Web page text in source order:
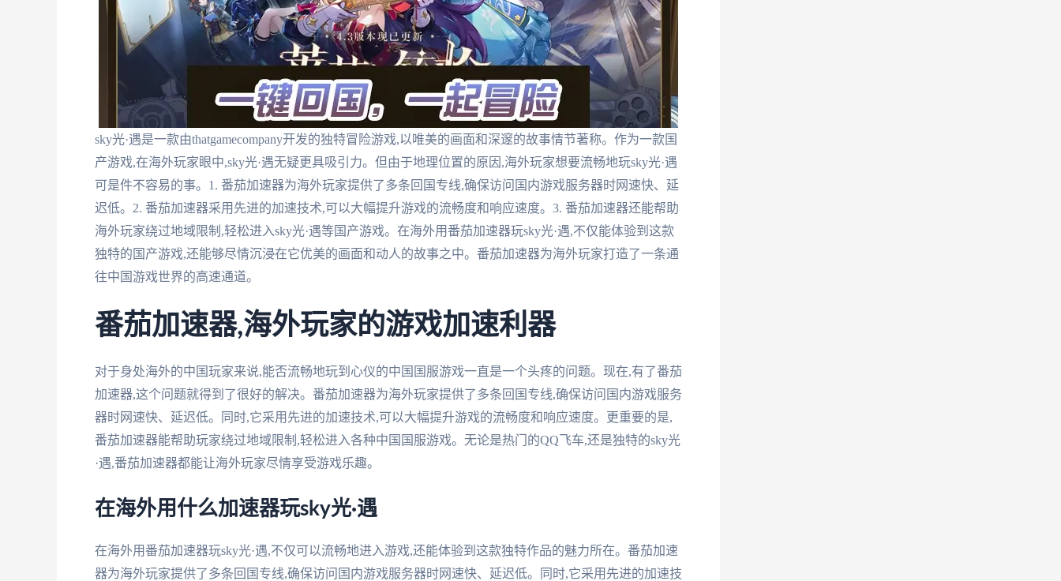
sky光·遇是一款由thatgamecompany开发的独特冒险游戏,以唯美的画面和深邃的故事情节著称。作为一款国
产游戏,在海外玩家眼中,sky光·遇无疑更具吸引力。但由于地理位置的原因,海外玩家想要流畅地玩sky光·遇
可是件不容易的事。1. 番茄加速器为海外玩家提供了多条回国专线,确保访问国内游戏服务器时网速快、延
迟低。2. 番茄加速器采用先进的加速技术,可以大幅提升游戏的流畅度和响应速度。3. 番茄加速器还能帮助
海外玩家绕过地域限制,轻松进入sky光·遇等国产游戏。在海外用番茄加速器玩sky光·遇,不仅能体验到这款
独特的国产游戏,还能够尽情沉浸在它优美的画面和动人的故事之中。番茄加速器为海外玩家打造了一条通
往中国游戏世界的高速通道。
番茄加速器,海外玩家的游戏加速利器
对于身处海外的中国玩家来说,能否流畅地玩到心仪的中国国服游戏一直是一个头疼的问题。现在,有了番茄
加速器,这个问题就得到了很好的解决。番茄加速器为海外玩家提供了多条回国专线,确保访问国内游戏服务
器时网速快、延迟低。同时,它采用先进的加速技术,可以大幅提升游戏的流畅度和响应速度。更重要的是,
番茄加速器能帮助玩家绕过地域限制,轻松进入各种中国国服游戏。无论是热门的QQ飞车,还是独特的sky光
·遇,番茄加速器都能让海外玩家尽情享受游戏乐趣。
在海外用什么加速器玩sky光·遇
在海外用番茄加速器玩sky光·遇,不仅可以流畅地进入游戏,还能体验到这款独特作品的魅力所在。番茄加速
器为海外玩家提供了多条回国专线,确保访问国内游戏服务器时网速快、延迟低。同时,它采用先进的加速技